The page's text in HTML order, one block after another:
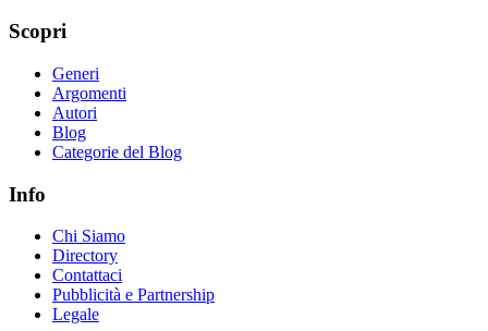
Scopri
Generi
Argomenti
Autori
Blog
Categorie del Blog
Info
Chi Siamo
Directory
Contattaci
Pubblicità e Partnership
Legale